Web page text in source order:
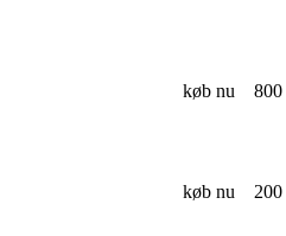
køb nu 800
køb nu 200